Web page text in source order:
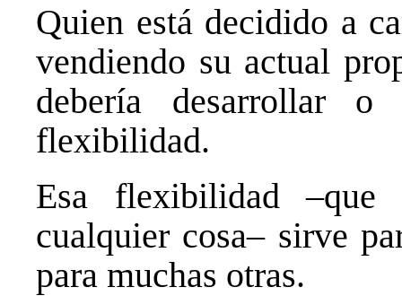
Quien está decidido a
vendiendo su actual
debería desarrollar
flexibilidad.
Esa flexibilidad
cualquier cosa– sirve
para muchas otras.